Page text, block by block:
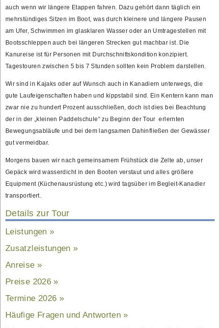
auch wenn wir längere Etappen fahren. Dazu gehört dann täglich ein
mehrstündiges Sitzen im Boot, was durch kleinere und längere Pausen
am Ufer, Schwimmen im glasklaren Wasser oder an Umtragestellen mit
Bootsschleppen auch bei längeren Strecken gut machbar ist. Die
Kanureise ist für Personen mit Durchschnittskondition konzipiert.
Tagestouren zwischen 5 bis 7 Stunden sollten kein Problem darstellen.
Wir sind in Kajaks oder auf Wunsch auch in Kanadiern unterwegs, die
gute Laufeigenschaften haben und kippstabil sind. Ein Kentern kann man
zwar nie zu hundert Prozent ausschließen, doch ist dies bei Beachtung
der in der „kleinen Paddelschule“ zu Beginn der Tour erlernten
Bewegungsabläufe und bei dem langsamen Dahinfließen der Gewässer
gut vermeidbar.
Morgens bauen wir nach gemeinsamem Frühstück die Zelte ab, unser
Gepäck wird wasserdicht in den Booten verstaut und alles größere
Equipment (Küchenausrüstung etc.) wird tagsüber im Begleit-Kanadier
transportiert.
Details zur Tour
Leistungen
Zusatzleistungen
Anreise
Preise 2026
Termine 2026
Häufige Fragen und Antworten